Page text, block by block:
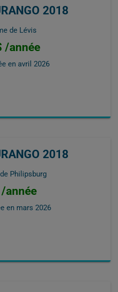
2018
de Lévis
/année
en avril 2026
2018
Philipsburg
année
en mars 2026